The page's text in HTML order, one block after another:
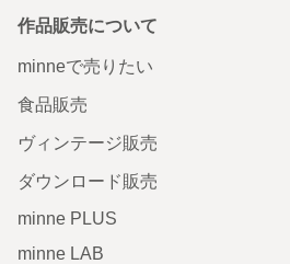
作品販売について
minneで売りたい
食品販売
ヴィンテージ販売
ダウンロード販売
minne PLUS
minne LAB